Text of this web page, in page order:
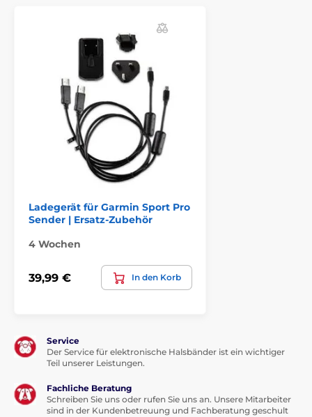
Ladegerät für Garmin Sport Pro
Sender | Ersatz-Zubehör
4 Wochen
39,99 € In den Korb
Service
Der Service für elektronische Halsbänder ist ein wichtiger
Teil unserer Leistungen.
Fachliche Beratung
Schreiben Sie uns oder rufen Sie uns an. Unsere Mitarbeiter
sind in der Kundenbetreuung und Fachberatung geschult